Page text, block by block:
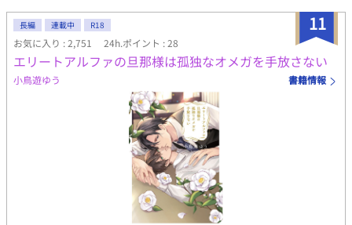
ユ)』で、美味しい料理と黒月（瓶ビール）を浴びるように飲み干
す、賑やかでハッピーな日々。 だが、エリスの喉元には今も呪
いのチョーカーが嵌められている。「従属」の呪縛は解いたはず
なのに、なぜか外れない謎の首輪……そこには、まだ本人も気づ
いていない「精通抑制」と、王家を憎む女公爵マハリヤの不穏な
気配が漂っていた。 陽キャで天真爛漫青ハッピーな天の魔法騎
士(蒼穹の剣)×クールビューティだけど可憐でかわいいツンデレ
暗黒舞踏魔導士(黒姫様) ドS眼鏡執事×天才第四王子CPもあり。 ⭐︎
お久しぶりすぎでリハビリがてらに、ゆっくり書いています。 ⭐︎
それでも色々ゆるゆる設定です。矛盾があればごめんなさい。 ⭐︎
視点が数話ごとに変わるので話のタイトルに名前を入れていま
す。 ⭐︎R18には＊を付けます。最後の方のみ少なめ予定です。
⭐︎70000〜80000字くらいの予定です。
11
長編 連載中 R18
お気に入り : 2,751 24h.ポイント : 28
エリートアルファの旦那様は孤独なオメガを手放さない
小鳥遊ゆう 書籍情報